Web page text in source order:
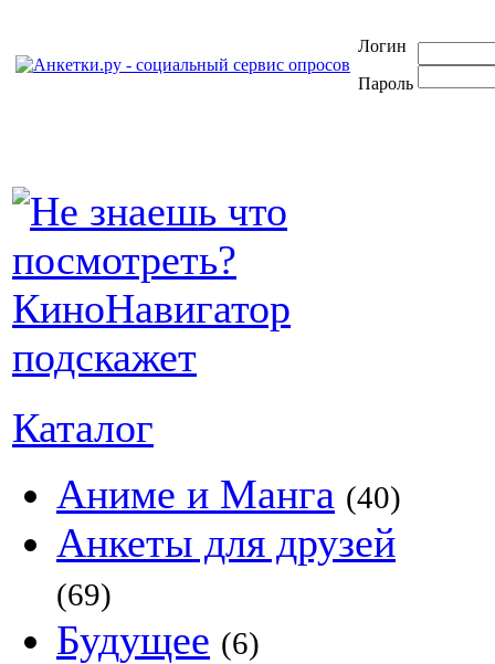
Логин
Пароль
Каталог
Аниме и Манга (40)
Анкеты для друзей
(69)
Будущее (6)